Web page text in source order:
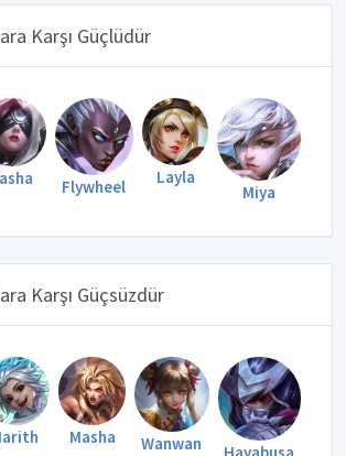
Karşı Güçlüdür
Flywheel
Layla
Miya
Karşı Güçsüzdür
Masha Wanwan